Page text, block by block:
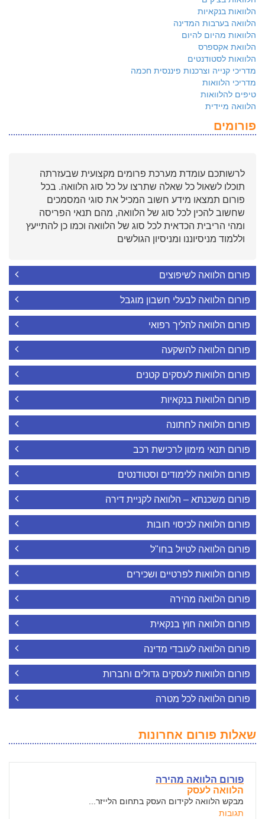
הלוואות בנקאיות
הלוואה בערבות המדינה
הלוואות מהיום להיום
הלוואת אקספרס
הלוואות לסטודנטים
מדריכי קנייה וצרכנות פיננסית חכמה
מדריכי הלוואות
טיפים להלוואות
הלוואה מיידית
פורומים
לרשותכם עומדת מערכת פרומים מקצועית שבעזרתה
תוכלו לשאול כל שאלה שתרצו על כל סוג הלוואה. בכל
פורום תמצאו מידע חשוב המכיל את סוגי המסמכים
שחשוב להכין לכל סוג של הלוואה, מהם תנאי הפריסה
ומהי הריבית הכדאית לכל סוג של הלוואה וכמו כן להתייעץ
וללמוד מניסיוננו ומניסיון הגולשים
פורום הלוואה לשיפוצים
פורום הלוואה לבעלי חשבון מוגבל
פורום הלוואה להליך רפואי
פורום הלוואה להשקעה
פורום הלוואות לעסקים קטנים
פורום הלוואות בנקאיות
פורום הלוואה לחתונה
פורום תנאי מימון לרכישת רכב
פורום הלוואה ללימודים וסטודנטים
פורום משכנתא – הלוואה לקניית דירה
פורום הלוואה לכיסוי חובות
פורום הלוואה לטיול בחו"ל
פורום הלוואות לפרטיים ושכירים
פורום הלוואה מהירה
פורום הלוואה חוץ בנקאית
פורום הלוואה לעובדי מדינה
פורום הלוואות לעסקים גדולים וחברות
פורום הלוואה לכל מטרה
שאלות פורום אחרונות
פורום הלוואה מהירה
הלוואה לעסק
מבקש הלוואה לקידום העסק בתחום הלייזר...
תגובות